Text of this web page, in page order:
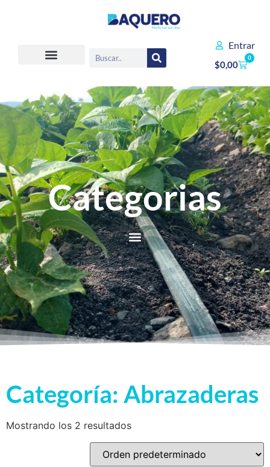
Entrar
$0,00
0
Categorias
Categoría: Abrazaderas
Mostrando los 2 resultados